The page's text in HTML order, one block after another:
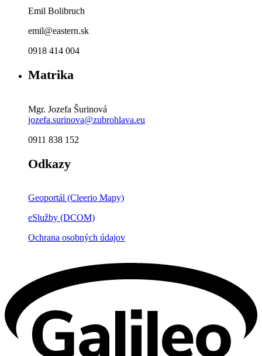
Emil Bolibruch
emil@eastern.sk
0918 414 004
Matrika
Mgr. Jozefa Šurinová
jozefa.surinova@zubrohlava.eu
0911 838 152
Odkazy
Geoportál (Cleerio Mapy)
eSlužby (DCOM)
Ochrana osobných údajov